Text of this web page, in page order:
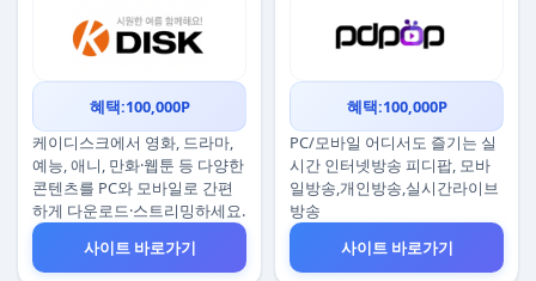
혜택:100,000P
케이디스크에서 영화, 드라마,
예능, 애니, 만화·웹툰 등 다양한
콘텐츠를 PC와 모바일로 간편
하게 다운로드·스트리밍하세요.
사이트 바로가기
혜택:100,000P
PC/모바일 어디서도 즐기는 실
시간 인터넷방송 피디팝, 모바
일방송,개인방송,실시간라이브
방송
사이트 바로가기